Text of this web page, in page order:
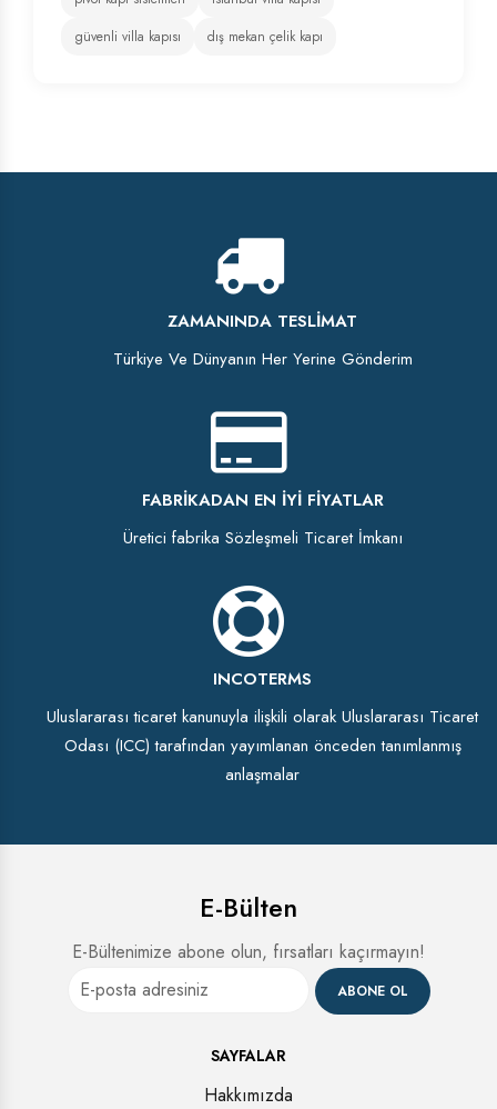
güvenli villa kapısı
dış mekan çelik kapı
ZAMANINDA TESLIMAT
Türkiye Ve Dünyanın Her Yerine Gönderim
FABRIKADAN EN İYI FIYATLAR
Üretici fabrika Sözleşmeli Ticaret İmkanı
INCOTERMS
Uluslararası ticaret kanunuyla ilişkili olarak Uluslararası Ticaret
Odası (ICC) tarafından yayımlanan önceden tanımlanmış
anlaşmalar
E-Bülten
E-Bültenimize abone olun, fırsatları kaçırmayın!
ABONE OL
SAYFALAR
Hakkımızda